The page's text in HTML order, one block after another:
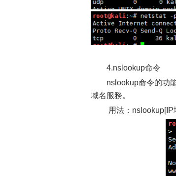
4.nslookup命令
nslookup命令的功
域名服務。
用法：nslookup[IP